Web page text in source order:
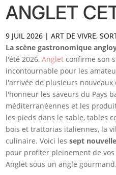
ANGLET
9 JUIL 2026 |ART DE VIVRE,
La scène gastronomique
l'été 2026, Angletconfirme son
incontournable pour les
l'arrivée de plusieurs
l'honneur les saveurs du Pays
méditerranéennes et les
les pieds dans le sable, tables
bois et trattorias italiennes, la
culinaire. Voici lessept
pour profiter pleinement de
Anglet sous un angle gourmand.